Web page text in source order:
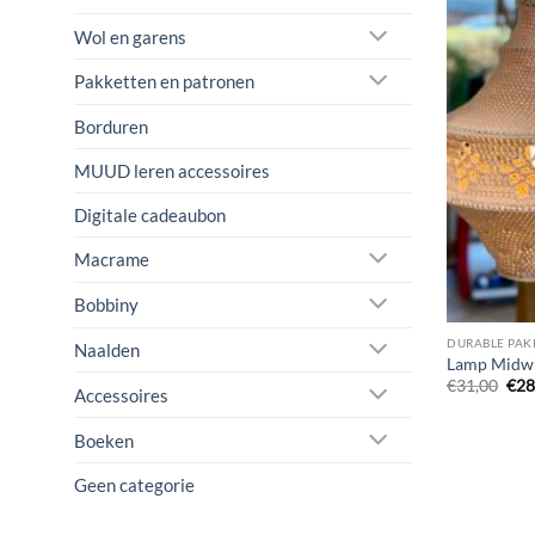
Wol en garens
Pakketten en patronen
Borduren
MUUD leren accessoires
Digitale cadeaubon
Macrame
Bobbiny
Naalden
Accessoires
Boeken
Geen categorie
DURABLE
Lamp
€31,00 €